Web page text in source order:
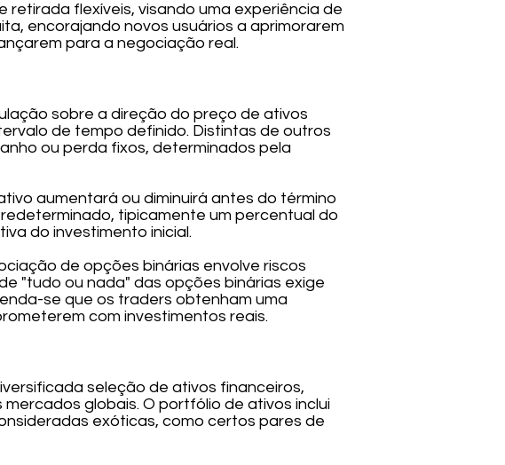
flexíveis, visando uma experiência de
encorajando novos usuários a aprimorarem
para a negociação real.
sobre a direção do preço de ativos
de tempo definido. Distintas de outros
ou perda fixos, determinados pela
aumentará ou diminuirá antes do término
tipicamente um percentual do
do investimento inicial.
de opções binárias envolve riscos
"tudo ou nada" das opções binárias exige
se que os traders obtenham uma
com investimentos reais.
seleção de ativos financeiros,
globais. O portfólio de ativos inclui
exóticas, como certos pares de